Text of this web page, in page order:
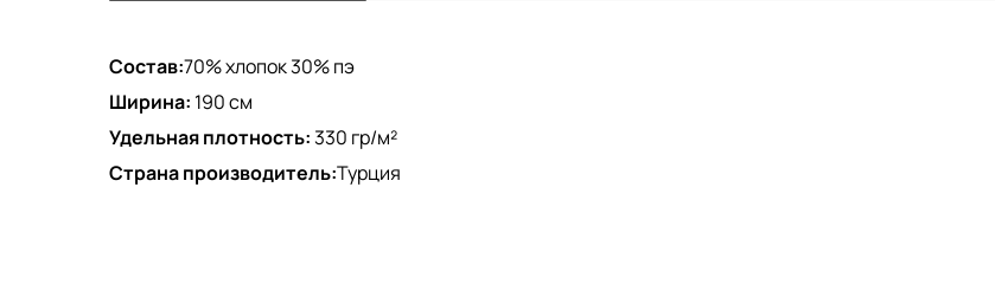
Состав:70% хлопок 30% пэ
Ширина: 190 см
Удельная плотность:330 гр/м²
Страна производитель:Турция